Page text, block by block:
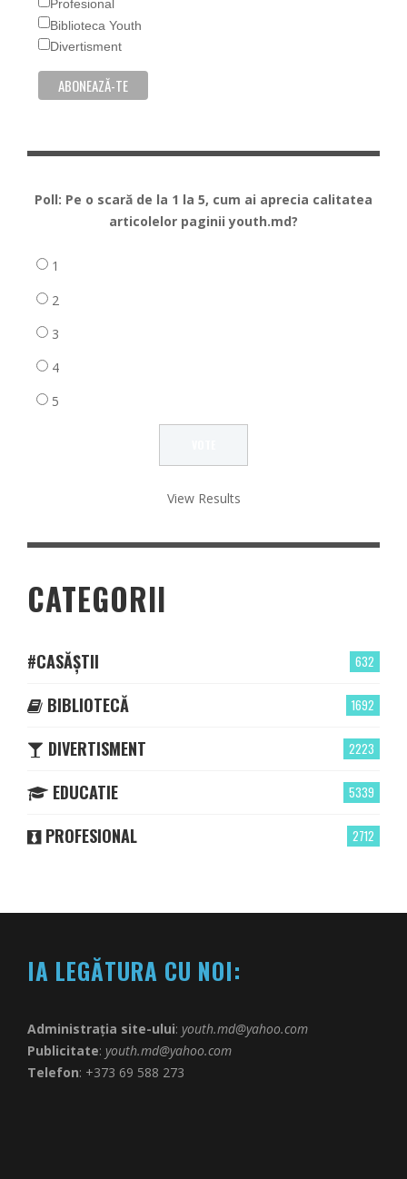
Profesional
Biblioteca Youth
Divertisment
Poll: Pe o scară de la 1 la 5, cum ai aprecia calitatea
articolelor paginii youth.md?
1
2
3
4
5
View Results
CATEGORII
632
#CASĂȘTII
1692
BIBLIOTECĂ
2223
DIVERTISMENT
5339
EDUCATIE
2712
PROFESIONAL
IA LEGĂTURA CU NOI:
Administrația site-ului: youth.md@yahoo.com
Publicitate: youth.md@yahoo.com
Telefon: +373 69 588 273